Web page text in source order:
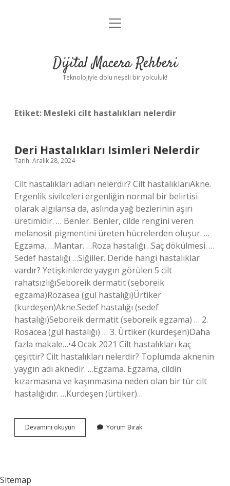
Anasayfa
Yasal Uyarı
menüyü
Dijital Macera Rehberi
Teknolojiyle dolu neşeli bir yolculuk!
Etiket: Mesleki cilt hastalıkları nelerdir
Deri Hastalıkları Isimleri Nelerdir
Tarih: Aralık 28, 2024
Cilt hastalıkları adları nelerdir? Cilt hastalıklarıAkne.
Ergenlik sivilceleri ergenliğin normal bir belirtisi
olarak algılansa da, aslında yağ bezlerinin aşırı
üretimidir. … Benler. Benler, cilde rengini veren
melanosit pigmentini üreten hücrelerden oluşur. …
Egzama. …Mantar. …Roza hastalığı…Saç dökülmesi. …
Sedef hastalığı …Siğiller. Deride hangi hastalıklar
vardır? Yetişkinlerde yaygın görülen 5 cilt
rahatsızlığıSeboreik dermatit (seboreik
egzama)Rozasea (gül hastalığı)Ürtiker
(kurdeşen)Akne.Sedef hastalığı (sedef
hastalığı)Seboreik dermatit (seboreik egzama) … 2.
Rosacea (gül hastalığı) … 3. Ürtiker (kurdeşen)Daha
fazla makale…•4 Ocak 2021 Cilt hastalıkları kaç
çeşittir? Cilt hastalıkları nelerdir? Toplumda aknenin
yaygın adı aknedir. …Egzama. Egzama, cildin
kızarmasına ve kaşınmasına neden olan bir tür cilt
hastalığıdır. …Kurdeşen (ürtiker)…
Devamını okuyun
Hastalıkları
Yorum Bırak
Sitemap